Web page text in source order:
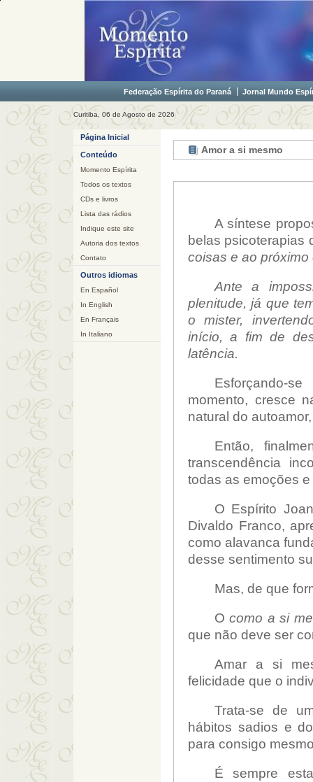
Federação Espírita do Paraná Jornal Mundo
Curitiba, 06 de Agosto de 2026
Página Inicial
Conteúdo
Momento Espírita
Todos os textos
CDs e livros
Lista das rádios
Indique este site
Autoria dos textos
Contato
Outros idiomas
En Español
In English
En Français
In Italiano
Amor a si mesmo
A síntese
belas
coisas e ao
Ante a
plenitude, já que
o mister,
início, a fim de
latência.
Esforçando-
momento, cresce
natural do
Então,
transcendência
todas as emoções
O Espírito
Divaldo Franco,
como alavanca
desse sentimento
Mas, de que
Ocomo a si
que não deve ser
Amar a si
felicidade que o
Trata-se de
hábitos sadios e
para consigo
É sempre